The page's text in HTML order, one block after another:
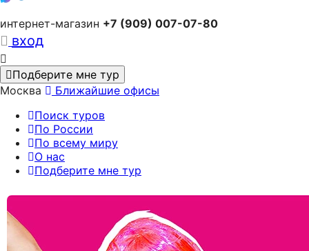
интернет-магазин +7 (909) 007-07-80
вход
Подберите мне тур
Москва
Ближайшие офисы
Поиск туров
По России
По всему миру
О нас
Подберите мне тур